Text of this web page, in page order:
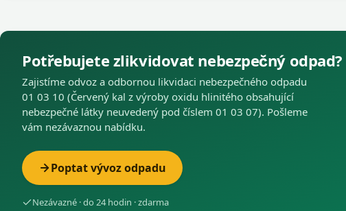
Potřebujete zlikvidovat nebezpečný odpad?
Zajistíme odvoz a odbornou likvidaci nebezpečného odpadu
01 03 10 (Červený kal z výroby oxidu hlinitého obsahující
nebezpečné látky neuvedený pod číslem 01 03 07). Pošleme
vám nezávaznou nabídku.
Poptat vývoz odpadu
Nezávazné · do 24 hodin · zdarma